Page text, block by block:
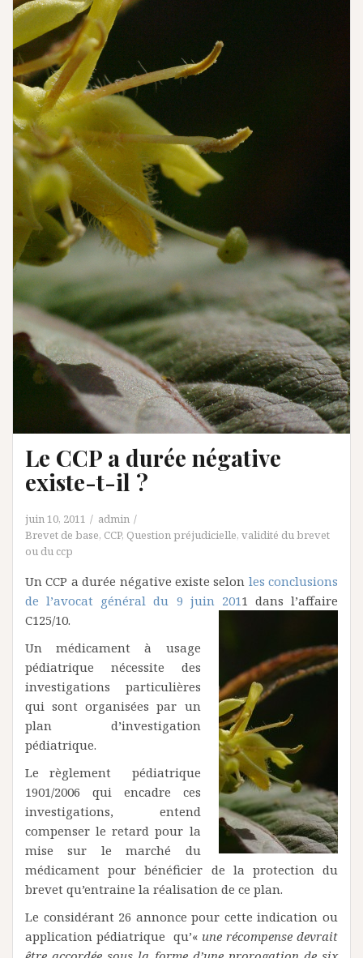
Le CCP a durée négative
existe-t-il ?
juin 10, 2011
admin
Brevet de base, CCP, Question préjudicielle, validité du brevet
ou du ccp
Un CCP a durée négative existe selon les conclusions
de l’avocat général du 9 juin 2011 dans l’affaire
C125/10.
Un médicament à usage
pédiatrique nécessite des
investigations particulières
qui sont organisées par un
plan d’investigation
pédiatrique.
Le règlement pédiatrique
1901/2006 qui encadre ces
investigations, entend
compenser le retard pour la
mise sur le marché du
médicament pour bénéficier de la protection du
brevet qu’entraine la réalisation de ce plan.
Le considérant 26 annonce pour cette indication ou
application pédiatrique qu’« une récompense devrait